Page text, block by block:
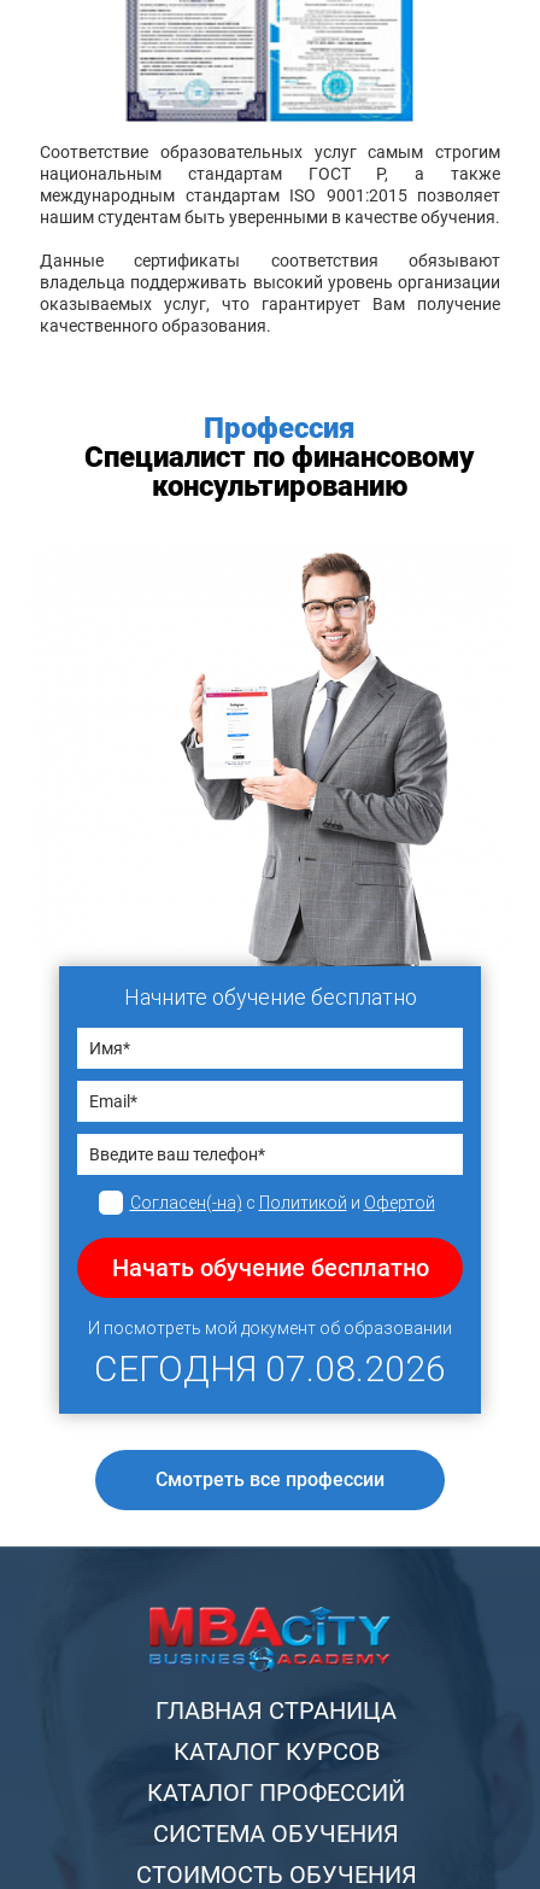
Соответствие образовательных услуг самым строгим
национальным стандартам ГОСТ Р, а также
международным стандартам ISO 9001:2015 позволяет
нашим студентам быть уверенными в качестве обучения.
Данные сертификаты соответствия обязывают
владельца поддерживать высокий уровень организации
оказываемых услуг, что гарантирует Вам получение
качественного образования.
Профессия
Специалист по финансовому
консультированию
Начните обучение бесплатно
Согласен(-на) с Политикой и Офертой
Начать обучение бесплатно
И посмотреть мой документ об образовании
СЕГОДНЯ 07.08.2026
Смотреть все профессии
ГЛАВНАЯ СТРАНИЦА
КАТАЛОГ КУРСОВ
КАТАЛОГ ПРОФЕССИЙ
СИСТЕМА ОБУЧЕНИЯ
СТОИМОСТЬ ОБУЧЕНИЯ